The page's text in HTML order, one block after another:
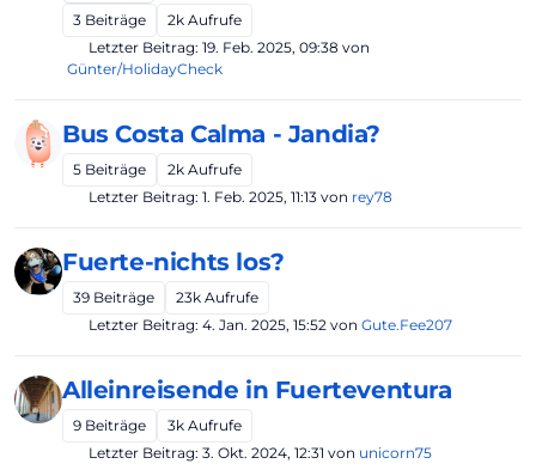
3 Beiträge 2k Aufrufe
Letzter Beitrag: 19. Feb. 2025, 09:38 von
Günter/HolidayCheck
Bus Costa Calma - Jandia?
5 Beiträge 2k Aufrufe
Letzter Beitrag: 1. Feb. 2025, 11:13 von rey78
Fuerte-nichts los?
39 Beiträge 23k Aufrufe
Letzter Beitrag: 4. Jan. 2025, 15:52 von Gute.Fee207
Alleinreisende in Fuerteventura
9 Beiträge 3k Aufrufe
Letzter Beitrag: 3. Okt. 2024, 12:31 von unicorn75